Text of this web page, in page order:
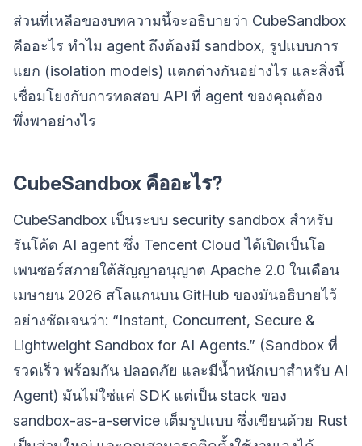
ส่วนที่เหลือของบทความนี้จะอธิบายว่า CubeSandbox
คืออะไร ทำไม agent ถึงต้องมี sandbox, รูปแบบการ
แยก (isolation models) แตกต่างกันอย่างไร และสิ่งนี้
เชื่อมโยงกับการทดสอบ API ที่ agent ของคุณต้อง
พึ่งพาอย่างไร
CubeSandbox คืออะไร?
CubeSandbox เป็นระบบ security sandbox สำหรับ
รันโค้ด AI agent ซึ่ง Tencent Cloud ได้เปิดเป็นโอ
เพนซอร์สภายใต้สัญญาอนุญาต Apache 2.0 ในเดือน
เมษายน 2026 สโลแกนบน GitHub ของมันอธิบายไว้
อย่างชัดเจนว่า: “Instant, Concurrent, Secure &
Lightweight Sandbox for AI Agents.” (Sandbox ที่
รวดเร็ว พร้อมกัน ปลอดภัย และมีน้ำหนักเบาสำหรับ AI
Agent) มันไม่ใช่แค่ SDK แต่เป็น stack ของ
sandbox-as-a-service เต็มรูปแบบ ซึ่งเขียนด้วย Rust